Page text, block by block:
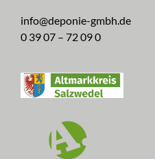
info@deponie-gmbh.de
0 39 07 – 72 09 0